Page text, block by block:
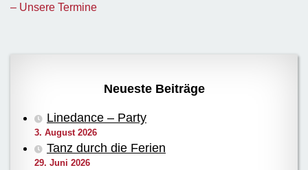
– Unsere Termine
Neueste Beiträge
Linedance – Party
3. August 2026
Tanz durch die Ferien
29. Juni 2026